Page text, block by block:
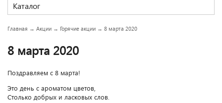
Каталог
Главная → Акции → Горячие акции → 8 марта 2020
8 марта 2020
Поздравляем с 8 марта!
Это день с ароматом цветов,
Столько добрых и ласковых слов.